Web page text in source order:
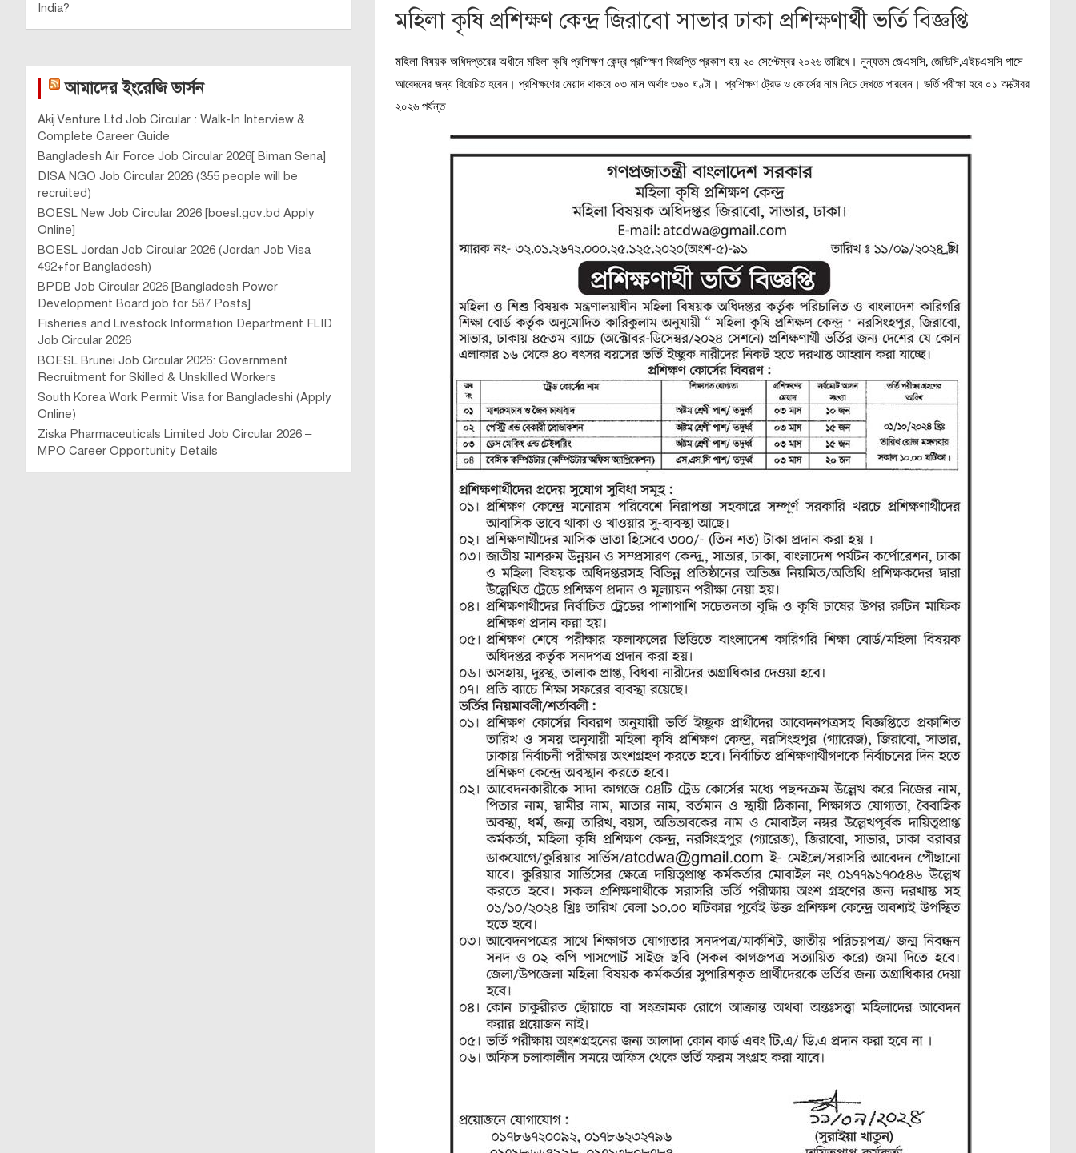
মহিলা কৃষি প্রশিক্ষণ কেন্দ্র জিরাবো সাভার ঢাকা প্রশিক্ষণার্থী ভর্তি বিজ্ঞপ্তি
মহিলা বিষয়ক অধিদপ্তরের অধীনে মহিলা কৃষি প্রশিক্ষণ কেন্দ্র প্রশিক্ষণ বিজ্ঞপ্তি প্রকাশ হয় ২০ সেপ্টেম্বর ২০২৬ তারিখে। নুন্যতম জেএসসি, জেডিসি,এইচএসসি পাসে
আবেদনের জন্য বিবেচিত হবেন। প্রশিক্ষণের মেয়াদ থাকবে ০৩ মাস অর্থাৎ ৩৬০ ঘণ্টা। প্রশিক্ষণ ট্রেড ও কোর্সের নাম নিচে দেখতে পারবেন। ভর্তি পরীক্ষা হবে ০১ অক্টোবর
২০২৬ পর্যন্ত
India?
আমাদের ইংরেজি ভার্সন
Akij Venture Ltd Job Circular : Walk-In Interview &
Complete Career Guide
Bangladesh Air Force Job Circular 2026[ Biman Sena]
DISA NGO Job Circular 2026 (355 people will be
recruited)
BOESL New Job Circular 2026 [boesl.gov.bd Apply
Online]
BOESL Jordan Job Circular 2026 (Jordan Job Visa
492+for Bangladesh)
BPDB Job Circular 2026 [Bangladesh Power
Development Board job for 587 Posts]
Fisheries and Livestock Information Department FLID
Job Circular 2026
BOESL Brunei Job Circular 2026: Government
Recruitment for Skilled & Unskilled Workers
South Korea Work Permit Visa for Bangladeshi (Apply
Online)
Ziska Pharmaceuticals Limited Job Circular 2026 –
MPO Career Opportunity Details